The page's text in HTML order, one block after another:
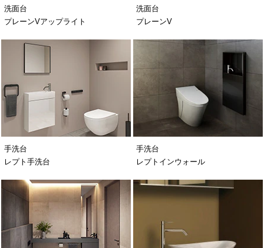
洗面台
プレーンVアップライト
洗面台
プレーンV
手洗台
レプト手洗台
手洗台
レプトインウォール